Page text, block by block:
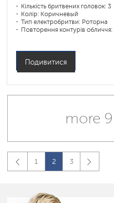
Кількість бритвених головок: 3
Колір: Коричневый
Тип електробритви: Роторна
Повторення контурів
Подивитися
more 9
1 2 3